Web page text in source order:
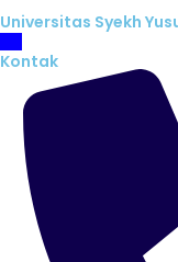
Universitas Syekh
Kontak